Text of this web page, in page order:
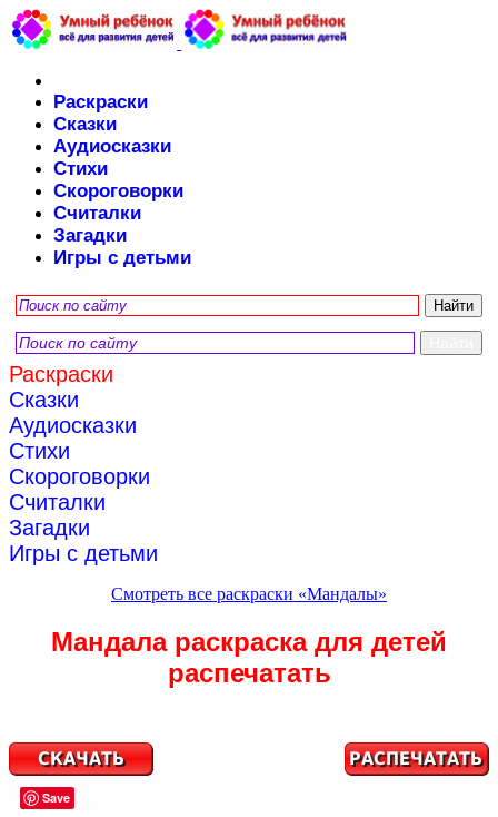
Раскраски
Сказки
Аудиосказки
Стихи
Скороговорки
Считалки
Загадки
Игры с детьми
Раскраски
Сказки
Аудиосказки
Стихи
Скороговорки
Считалки
Загадки
Игры с детьми
Смотреть все раскраски «Мандалы»
Мандала раскраска для детей
распечатать
Save